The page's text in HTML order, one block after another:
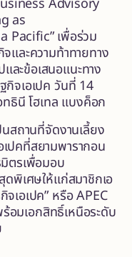
as
เพื่อร่วม
และความท้าทายทาง
ะข้อเสนอแนะทาง
กิจเอเปค วันที่ 14
ธินี โฮเทล แบงค็อก
สถานที่จัดงานเลี้ยง
ปคที่สยามพารากอน
ตรเพื่อมอบ
ดพิเศษให้แก่สมาชิกเอ
เอเปค” หรือ APEC
อมเอกสิทธิ์เหนือระดับ